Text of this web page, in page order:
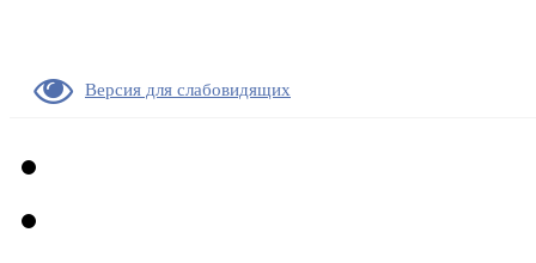
Версия для слабовидящих